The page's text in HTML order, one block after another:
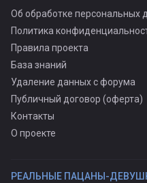
Об обработке персональных
Политика
Правила проекта
База знаний
Удаление данных с форума
Публичный договор (оферта)
Контакты
О проекте
РЕАЛЬНЫЕ ПАЦАНЫ-